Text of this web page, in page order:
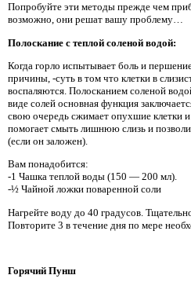
Попробуйте эти методы прежде чем
возможно, они решат вашу проблему…
Полоскание с теплой соленой водой:
Когда горло испытывает боль и
причины, -суть в том что клетки в
воспаляются. Полосканием соленой
виде солей основная функция
свою очередь сжимает опухшие клетки
помогает смыть лишнюю слизь и
(если он заложен).
Вам понадобится:
-1 Чашка теплой воды (150 — 200 мл).
-½ Чайной ложки поваренной соли
Нагрейте воду до 40 градусов.
Повторите 3 в течение дня по мере
Горячий Пунш